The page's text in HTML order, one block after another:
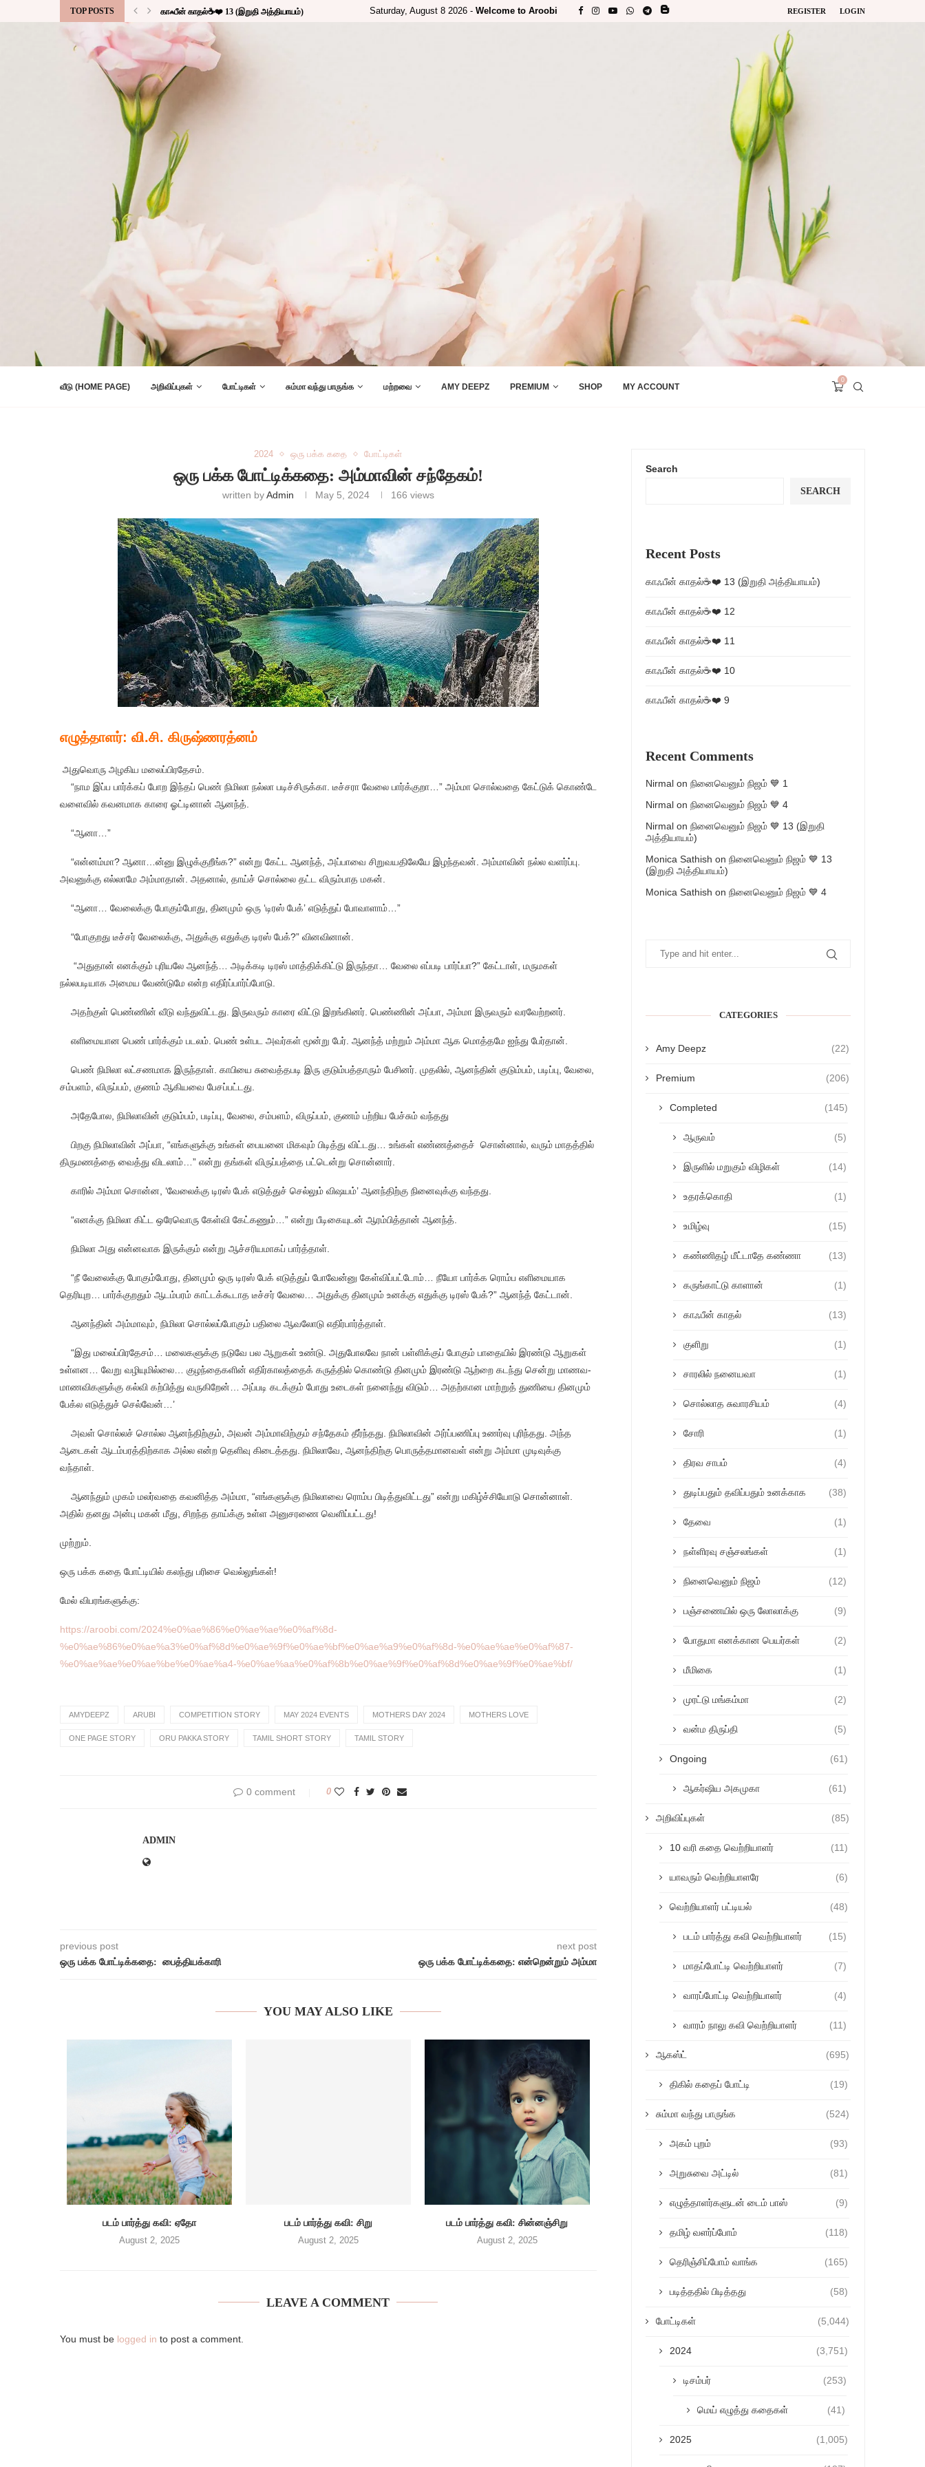
TOP POSTS காஃபீன் காதல்☕❤️ 13 (இறுதி அத்தியாயம்) Saturday, August 8 2026 - Welcome to Aroobi REGISTER LOGIN
வீடு (HOME PAGE) அறிவிப்புகள் போட்டிகள் சும்மா வந்து பாருங்க மற்றவை AMY DEEPZ PREMIUM SHOP MY ACCOUNT
0
2024 ஒரு பக்க கதை போட்டிகள்
ஒரு பக்க போட்டிக்கதை: அம்மாவின் சந்தேகம்!
written byAdmin May 5, 2024 166 views
எழுத்தாளர்: வி.சி. கிருஷ்ணரத்னம்
அதுவொரு அழகிய மலைப்பிரதேசம்.
“நாம இப்ப பார்க்கப் போற இந்தப் பெண் நிமிலா நல்லா படிச்சிருக்கா. டீச்சரா வேலை பார்க்குறா…” அம்மா சொல்வதை கேட்டுக் கொண்டே
வளைவில் கவனமாக காரை ஓட்டினான் ஆனந்த்.
“ஆனா…”
“என்னம்மா? ஆனா…ன்னு இழுக்குறீங்க?” என்று கேட்ட ஆனந்த், அப்பாவை சிறுவயதிலேயே இழந்தவன். அம்மாவின் நல்ல வளர்ப்பு.
அவனுக்கு எல்லாமே அம்மாதான். அதனால், தாய்ச் சொல்லை தட்ட விரும்பாத மகன்.
“ஆனா… வேலைக்கு போகும்போது, தினமும் ஒரு ‘டிரஸ் பேக்’ எடுத்துப் போவாளாம்…”
“போகுறது டீச்சர் வேலைக்கு, அதுக்கு எதுக்கு டிரஸ் பேக்?” வினவினான்.
“அதுதான் எனக்கும் புரியலே ஆனந்த்… அடிக்கடி டிரஸ் மாத்திக்கிட்டு இருந்தா… வேலை எப்படி பார்ப்பா?” கேட்டாள், மருமகள்
நல்லபடியாக அமைய வேண்டுமே என்ற எதிர்ப்பார்ப்போடு.
அதற்குள் பெண்ணின் வீடு வந்துவிட்டது. இருவரும் காரை விட்டு இறங்கினர். பெண்ணின் அப்பா, அம்மா இருவரும் வரவேற்றனர்.
எளிமையான பெண் பார்க்கும் படலம். பெண் உள்பட அவர்கள் மூன்று பேர். ஆனந்த் மற்றும் அம்மா ஆக மொத்தமே ஐந்து பேர்தான்.
பெண் நிமிலா லட்சணமாக இருந்தாள். காபியை சுவைத்தபடி இரு குடும்பத்தாரும் பேசினர். முதலில், ஆனந்தின் குடும்பம், படிப்பு, வேலை,
சம்பளம், விருப்பம், குணம் ஆகியவை பேசப்பட்டது.
அதேபோல, நிமிலாவின் குடும்பம், படிப்பு, வேலை, சம்பளம், விருப்பம், குணம் பற்றிய பேச்சும் வந்தது
பிறகு நிமிலாவின் அப்பா, “எங்களுக்கு உங்கள் பையனை மிகவும் பிடித்து விட்டது… உங்கள் எண்ணத்தைச் சொன்னால், வரும் மாதத்தில்
திருமணத்தை வைத்து விடலாம்…” என்று தங்கள் விருப்பத்தை பட்டென்று சொன்னார்.
காரில் அம்மா சொன்ன, ‘வேலைக்கு டிரஸ் பேக் எடுத்துச் செல்லும் விஷயம்’ ஆனந்திற்கு நினைவுக்கு வந்தது.
“எனக்கு நிமிலா கிட்ட ஒரேவொரு கேள்வி கேட்கணும்…” என்று பீடிகையுடன் ஆரம்பித்தான் ஆனந்த்.
நிமிலா அது என்னவாக இருக்கும் என்று ஆச்சரியமாகப் பார்த்தாள்.
“நீ வேலைக்கு போகும்போது, தினமும் ஒரு டிரஸ் பேக் எடுத்துப் போவேன்னு கேள்விப்பட்டோம்… நீயோ பார்க்க ரொம்ப எளிமையாக
தெரியுற… பார்க்குறதும் ஆடம்பரம் காட்டக்கூடாத டீச்சர் வேலை… அதுக்கு தினமும் உனக்கு எதுக்கு டிரஸ் பேக்?” ஆனந்த் கேட்டான்.
ஆனந்தின் அம்மாவும், நிமிலா சொல்லப்போகும் பதிலை ஆவலோடு எதிர்பார்த்தாள்.
“இது மலைப்பிரதேசம்… மலைகளுக்கு நடுவே பல ஆறுகள் உண்டு. அதுபோலவே நான் பள்ளிக்குப் போகும் பாதையில் இரண்டு ஆறுகள்
உள்ளன… வேறு வழியுமில்லை… குழந்தைகளின் எதிர்காலத்தைக் கருத்தில் கொண்டு தினமும் இரண்டு ஆற்றை கடந்து சென்று மாணவ-
மாணவிகளுக்கு கல்வி கற்பித்து வருகிறேன்… அப்படி கடக்கும் போது உடைகள் நனைந்து விடும்… அதற்கான மாற்றுத் துணியை தினமும்
பேக்ல எடுத்துச் செல்வேன்…’
அவள் சொல்லச் சொல்ல ஆனந்திற்கும், அவன் அம்மாவிற்கும் சந்தேகம் தீர்ந்தது. நிமிலாவின் அர்ப்பணிப்பு உணர்வு புரிந்தது. அந்த
ஆடைகள் ஆடம்பரத்திற்காக அல்ல என்ற தெளிவு கிடைத்தது. நிமிலாவே, ஆனந்திற்கு பொருத்தமானவள் என்று அம்மா முடிவுக்கு
வந்தாள்.
ஆனந்தும் முகம் மலர்வதை கவனித்த அம்மா, “எங்களுக்கு நிமிலாவை ரொம்ப பிடித்துவிட்டது” என்று மகிழ்ச்சியோடு சொன்னாள்.
அதில் தனது அன்பு மகன் மீது, சிறந்த தாய்க்கு உள்ள அனுசரணை வெளிப்பட்டது!
முற்றும்.
ஒரு பக்க கதை போட்டியில் கலந்து பரிசை வெல்லுங்கள்!
மேல் விபரங்களுக்கு:
https://aroobi.com/2024%e0%ae%86%e0%ae%ae%e0%af%8d-
%e0%ae%86%e0%ae%a3%e0%af%8d%e0%ae%9f%e0%ae%bf%e0%ae%a9%e0%af%8d-%e0%ae%ae%e0%af%87-
%e0%ae%ae%e0%ae%be%e0%ae%a4-%e0%ae%aa%e0%af%8b%e0%ae%9f%e0%af%8d%e0%ae%9f%e0%ae%bf/
AMYDEEPZ ARUBI COMPETITION STORY MAY 2024 EVENTS MOTHERS DAY 2024 MOTHERS LOVE
ONE PAGE STORY ORU PAKKA STORY TAMIL SHORT STORY TAMIL STORY
0 comment 0
ADMIN
previous post
ஒரு பக்க போட்டிக்கதை: பைத்தியக்காரி
next post
ஒரு பக்க போட்டிக்கதை: என்றென்றும் அம்மா
YOU MAY ALSO LIKE
படம் பார்த்து கவி: ஏதோ
August 2, 2025
படம் பார்த்து கவி: சிறு
August 2, 2025
படம் பார்த்து கவி: சின்னஞ்சிறு
August 2, 2025
LEAVE A COMMENT
You must be logged in to post a comment.
Search
SEARCH
Recent Posts
காஃபீன் காதல்☕❤️ 13 (இறுதி அத்தியாயம்)
காஃபீன் காதல்☕❤️ 12
காஃபீன் காதல்☕❤️ 11
காஃபீன் காதல்☕❤️ 10
காஃபீன் காதல்☕❤️ 9
Recent Comments
Nirmal on நினைவெனும் நிஜம் 💙 1
Nirmal on நினைவெனும் நிஜம் 💙 4
Nirmal on நினைவெனும் நிஜம் 💙 13 (இறுதி
அத்தியாயம்)
Monica Sathish on நினைவெனும் நிஜம் 💙 13
(இறுதி அத்தியாயம்)
Monica Sathish on நினைவெனும் நிஜம் 💙 4
CATEGORIES
Amy Deepz (22)
Premium (206)
Completed (145)
ஆருவம் (5)
இருளில் மறுகும் விழிகள் (14)
உதரக்கொதி (1)
உமிழ்வு (15)
கண்ணிதழ் மீட்டாதே கண்ணா (13)
கருங்காட்டு காளான் (1)
காஃபீன் காதல் (13)
குளிறு (1)
சாரலில் நனையவா (1)
சொல்லாத சுவாரசியம் (4)
சோரி (1)
திரவ சாபம் (4)
துடிப்பதும் தவிப்பதும் உனக்காக (38)
தேவை (1)
நள்ளிரவு சஞ்சலங்கள் (1)
நினைவெனும் நிஜம் (12)
பஞ்சணையில் ஒரு லோலாக்கு (9)
போதுமா எனக்கான பெயர்கள் (2)
மீமிகை (1)
முரட்டு மங்கம்மா (2)
வன்ம திருப்தி (5)
Ongoing (61)
ஆகர்ஷிய அகமுகா (61)
அறிவிப்புகள் (85)
10 வரி கதை வெற்றியாளர் (11)
யாவரும் வெற்றியாளரே (6)
வெற்றியாளர் பட்டியல் (48)
படம் பார்த்து கவி வெற்றியாளர் (15)
மாதப்போட்டி வெற்றியாளர் (7)
வாரப்போட்டி வெற்றியாளர் (4)
வாரம் நாலு கவி வெற்றியாளர் (11)
ஆகஸ்ட் (695)
திகில் கதைப் போட்டி (19)
சும்மா வந்து பாருங்க (524)
அகம் புறம் (93)
அறுசுவை அட்டில் (81)
எழுத்தாளர்களுடன் டைம் பாஸ் (9)
தமிழ் வளர்ப்போம் (118)
தெரிஞ்சிப்போம் வாங்க (165)
படித்ததில் பிடித்தது (58)
போட்டிகள் (5,044)
2024 (3,751)
டிசம்பர் (253)
மெய் எழுத்து கதைகள் (41)
2025 (1,005)